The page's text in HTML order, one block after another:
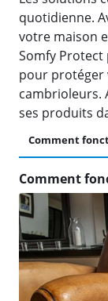
quotidienne.
votre maison
Somfy
pour protéger
cambrioleurs.
ses produits
Comment
Comment